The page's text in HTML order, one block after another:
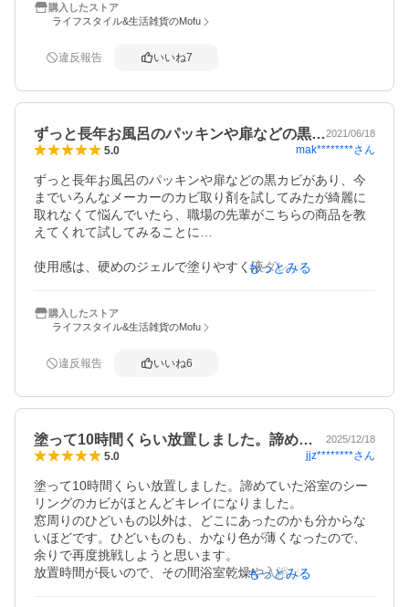
く、排水口のパッキンを買い換えないといけないなーと
半ば諦めていたときにこの商品を買いました。
商品はアルカリ性なのでカビハイターのように臭いはきつ
ジェル状なので垂れ流れることもなく、しっかりとカビの
びっくりしたのはカビ取りの効果です！！
カビが気持ち良いほど綺麗になります。
市販のカビハイターなどよりは高いですが
値段以上の効果があります。
購入したストア
ライフスタイル&生活雑貨のMofu
違反報告 いいね7
ずっと長年お風呂のパッキンや扉などの黒…2021/06/18
5.0 mak********さん
ずっと長年お風呂のパッキンや扉などの黒カビがあり、今
までいろんなメーカーのカビ取り剤を試してみたが綺麗に
取れなくて悩んでいたら、職場の先輩がこちらの商品を教
えてくれて試してみることに…
使用感は、硬めのジェルで塗りやすく液ダレせずにパッキ
しかも、匂いがキツくなく残らないので、匂いが苦手な子
ので、5時間程置いた後にしっかり水洗いしたら、長年悩ん
なりあまりの綺麗さに感動〜‼︎嬉しい〜♪
またリピート買いさせていただきます‼︎
もっとみる
購入したストア
ライフスタイル&生活雑貨のMofu
違反報告 いいね6
塗って10時間くらい放置しました。諦め… 2025/12/18
5.0 jjz********さん
塗って10時間くらい放置しました。諦めていた浴室のシー
リングのカビがほとんどキレイになりました。
窓周りのひどいもの以外は、どこにあったのかも分からな
いほどです。ひどいものも、かなり色が薄くなったので、
余りで再度挑戦しようと思います。
放置時間が長いので、その間浴室乾燥や入浴はできませ
もっとみる